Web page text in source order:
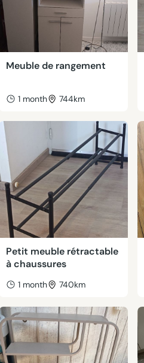
Meuble de rangement
1 month 744km
Petit meuble rétractable
à chaussures
1 month 740km